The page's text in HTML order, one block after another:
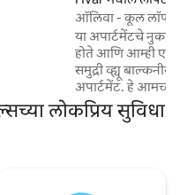
ऑलिवा - कूल लॉफ्ट
या अपार्टमेंटचे
होते आणि आम्ही एक
समुद्री व्ह्यू
अपार्टमेंट. हे आमच्या
मजल्यावर आहे, ज्याचे
अपार्टमेंटमध्ये
लोकप्रिय सुविधा